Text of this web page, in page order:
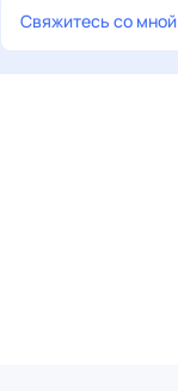
Свяжитесь со мной